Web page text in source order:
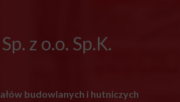
z o.o. Sp.K.
budowlanych i hutniczych